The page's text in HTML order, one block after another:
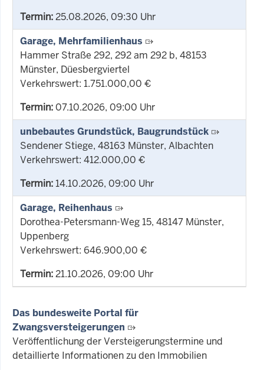
Termin:25.08.2026, 09:30 Uhr
Garage, Mehrfamilienhaus
Hammer Straße 292, 292 am 292 b, 48153
Münster, Düesbergviertel
Verkehrswert: 1.751.000,00 €
Termin:07.10.2026, 09:00 Uhr
unbebautes Grundstück, Baugrundstück
Sendener Stiege, 48163 Münster, Albachten
Verkehrswert: 412.000,00 €
Termin:14.10.2026, 09:00 Uhr
Garage, Reihenhaus
Dorothea-Petersmann-Weg 15, 48147 Münster,
Uppenberg
Verkehrswert: 646.900,00 €
Termin:21.10.2026, 09:00 Uhr
Das bundesweite Portal für
Zwangsversteigerungen
Veröffentlichung der Versteigerungstermine und
detaillierte Informationen zu den Immobilien